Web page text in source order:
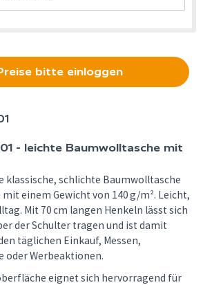
bitte einloggen
- leichte Baumwolltasche mit
klassische, schlichte Baumwolltasche
mit einem Gewicht von 140 g/m². Leicht,
Mit 70 cm langen Henkeln lässt sich
der Schulter tragen und ist damit
täglichen Einkauf, Messen,
oder Werbeaktionen.
eignet sich hervorragend für